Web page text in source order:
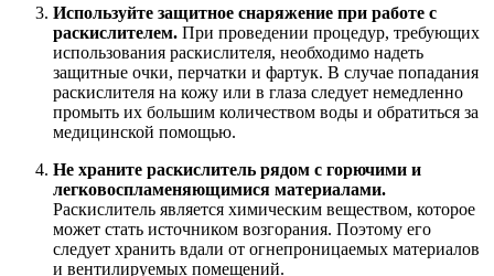
Используйте защитное снаряжение при работе с
раскислителем. При проведении процедур, требующих
использования раскислителя, необходимо надеть
защитные очки, перчатки и фартук. В случае попадания
раскислителя на кожу или в глаза следует немедленно
промыть их большим количеством воды и обратиться за
медицинской помощью.
Не храните раскислитель рядом с горючими и
легковоспламеняющимися материалами.
Раскислитель является химическим веществом, которое
может стать источником возгорания. Поэтому его
следует хранить вдали от огнепроницаемых материалов
и вентилируемых помещений.